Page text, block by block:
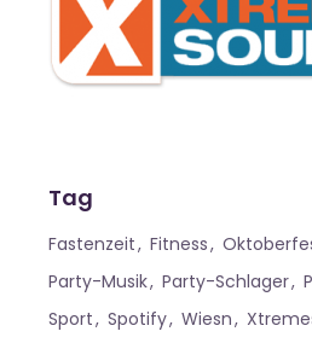
Tag
Fastenzeit Fitness
Party-Musik
Party-Schlager
Sport
Spotify Wiesn